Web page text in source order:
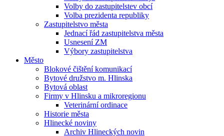
Volby do zastupitelstev obcí
Volba prezidenta republiky
Zastupitelstvo města
Jednací řád zastupitelstva města
Usnesení ZM
Výbory zastupitelstva
Město
Blokové čištění komunikací
Bytové družstvo m. Hlinska
Bytová oblast
Firmy v Hlinsku a mikroregionu
Veterinární ordinace
Historie města
Hlinecké noviny
Archiv Hlineckých novin